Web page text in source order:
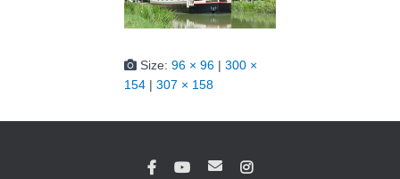
Size: 96 × 96 | 300 ×
154 | 307 × 158